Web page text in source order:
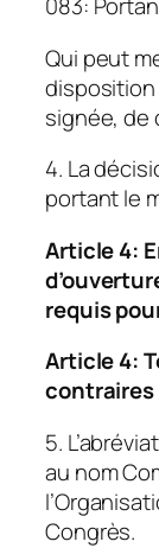
Qui peut
signée, de
4. La
portant le
Article 4:
requis
Article 4:
contraires
5.
au nom
Congrès.